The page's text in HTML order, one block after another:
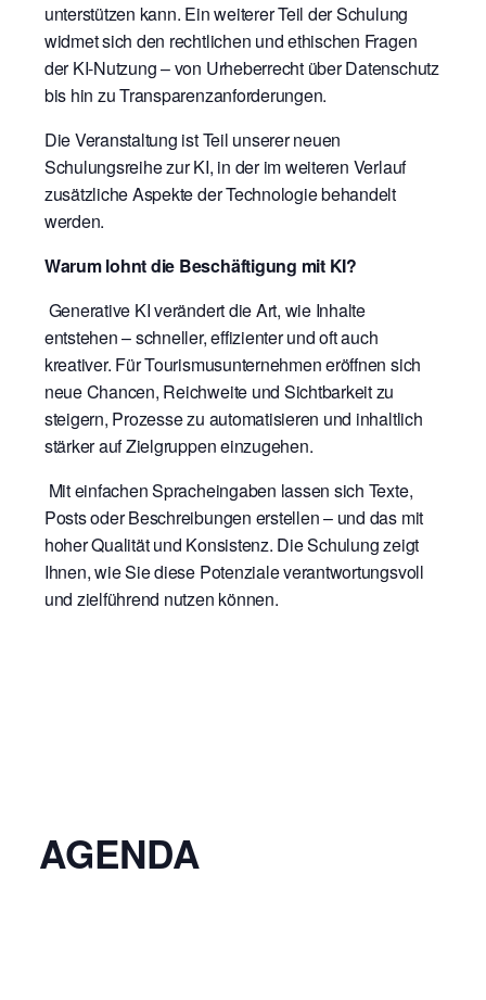
unterstützen kann. Ein weiterer Teil der Schulung
widmet sich den rechtlichen und ethischen Fragen
der KI-Nutzung – von Urheberrecht über Datenschutz
bis hin zu Transparenzanforderungen.
Die Veranstaltung ist Teil unserer neuen
Schulungsreihe zur KI, in der im weiteren Verlauf
zusätzliche Aspekte der Technologiebehandelt
werden.
Warum lohnt die Beschäftigung mit KI?
Generative KI verändert die Art, wie Inhalte
entstehen – schneller, effizienter und oft auch
kreativer. Für Tourismusunternehmen eröffnen sich
neue Chancen, Reichweite und Sichtbarkeit zu
steigern, Prozesse zu automatisieren und inhaltlich
stärker auf Zielgruppen einzugehen.
Mit einfachen Spracheingaben lassen sich Texte,
Posts oder Beschreibungen erstellen – und das mit
hoher Qualität und Konsistenz. Die Schulung zeigt
Ihnen, wie Sie diese Potenziale verantwortungsvoll
und zielführend nutzen können.
AGENDA